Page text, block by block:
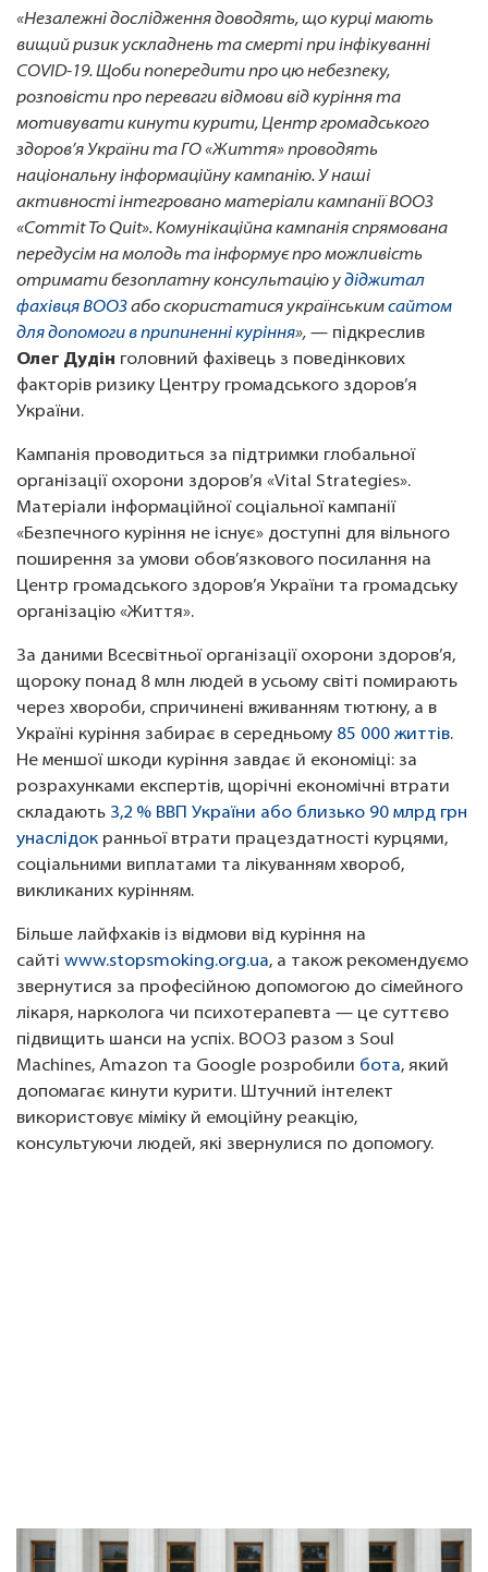
«Незалежні дослідження доводять, що курці мають
вищий ризик ускладнень та смерті при інфікуванні
COVID-19. Щоби попередити про цю небезпеку,
розповісти про переваги відмови від куріння та
мотивувати кинути курити, Центр громадського
здоров’я України та ГО «Життя» проводять
національну інформаційну кампанію. У наші
активності інтегровано матеріали кампанії ВООЗ
«Commit To Quit». Комунікаційна кампанія спрямована
передусім на молодь та інформує про можливість
отримати безоплатну консультацію удіджитал
фахівця ВООЗабо скористатися українськимсайтом
для допомоги в припиненні куріння», — підкреслив
Олег Дудін головний фахівець з поведінкових
факторів ризику Центру громадського здоров’я
України.
Кампанія проводиться за підтримки глобальної
організації охорони здоров’я «Vital Strategies».
Матеріали інформаційної соціальної кампанії
«Безпечного куріння не існує» доступні для вільного
поширення за умови обов’язкового посилання на
Центр громадського здоров’я України та громадську
організацію «Життя».
За даними Всесвітньої організації охорони здоров’я,
щороку понад 8 млн людей в усьому світі помирають
через хвороби, спричинені вживанням тютюну, а в
Україні куріння забирає в середньому 85 000 життів.
Не меншої шкоди куріння завдає й економіці: за
розрахунками експертів, щорічні економічні втрати
складають 3,2 % ВВП України або близько 90 млрд грн
унаслідок ранньої втрати працездатності курцями,
соціальними виплатами та лікуванням хвороб,
викликаних курінням.
Більше лайфхаків із відмови від куріння на
сайті www.stopsmoking.org.ua, а також рекомендуємо
звернутися за професійною допомогою до сімейного
лікаря, нарколога чи психотерапевта — це суттєво
підвищить шанси на успіх. ВООЗ разом з Soul
Machines, Amazon та Google розробили бота, який
допомагає кинути курити. Штучний інтелект
використовує міміку й емоційну реакцію,
консультуючи людей, які звернулися по допомогу.